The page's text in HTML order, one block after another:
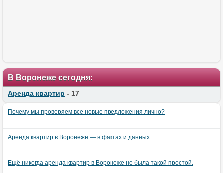
В Воронеже сегодня:
Аренда квартир - 17
Почему мы проверяем все новые предложения лично?
Аренда квартир в Воронеже — в фактах и данных.
Ещё никогда аренда квартир в Воронеже не была такой простой.